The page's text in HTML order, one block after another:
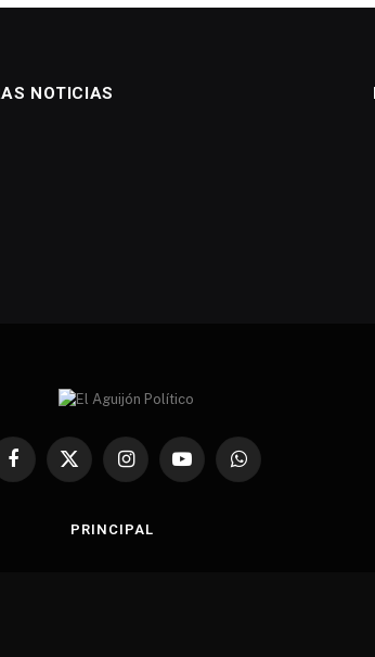
NOTICIAS
Facebook
X
InstagramYouTubeWhatsApp
PRINCIPAL